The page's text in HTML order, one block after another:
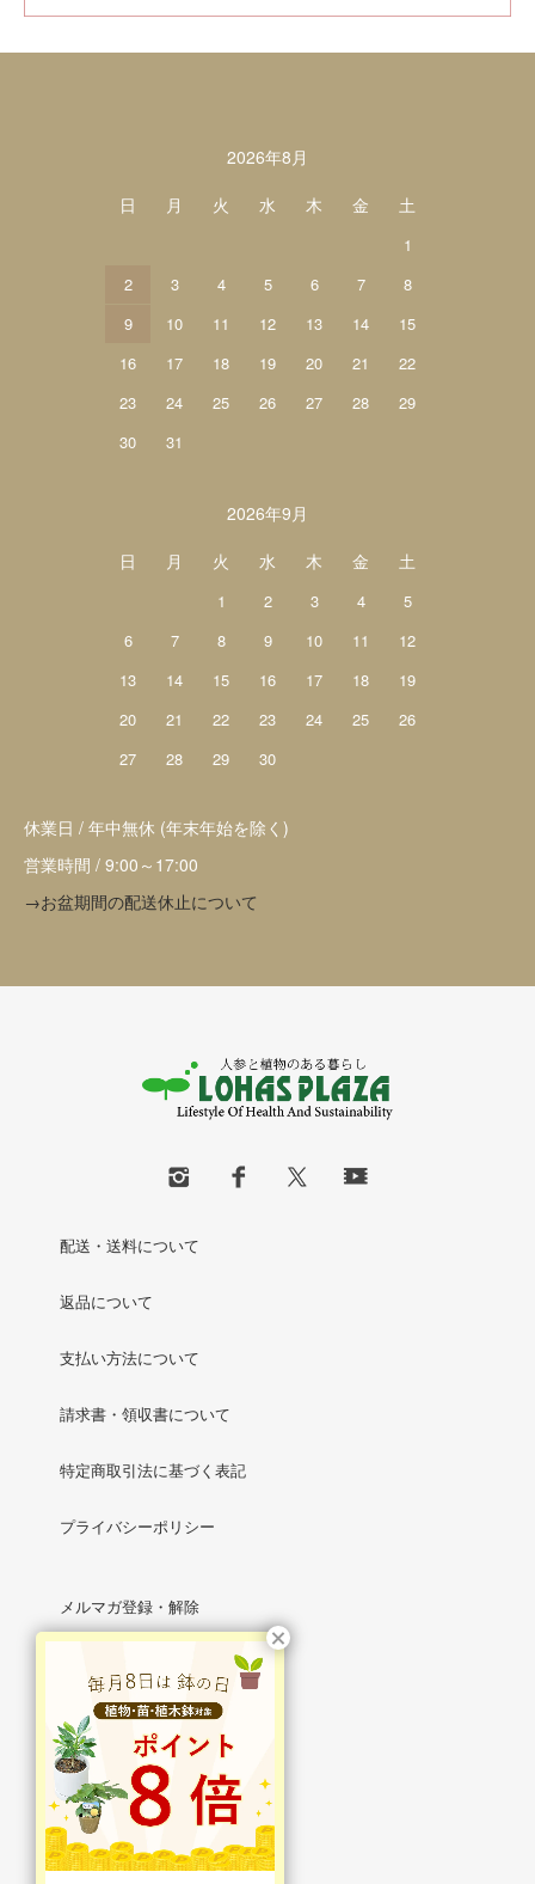
2026年8月
日
月 火 水 木 金 土
1
2
3 4 5 6 7
8
9
10 11 12 13 14
15
16
17 18 19 20 21
22
23
24 25 26 27 28
29
30
31
2026年9月
日
月 火 水 木 金 土
1 2 3 4
5
6
7 8 9 10 11
12
13
14 15 16 17 18
19
20
21 22 23 24 25
26
27
28 29 30
休業日 / 年中無休 (年末年始を除く)
営業時間 / 9:00～17:00
→お盆期間の配送休止について
配送・送料について
返品について
支払い方法について
請求書・領収書について
特定商取引法に基づく表記
プライバシーポリシー
メルマガ登録・解除
マイアカウント
新規会員登録
ログイン